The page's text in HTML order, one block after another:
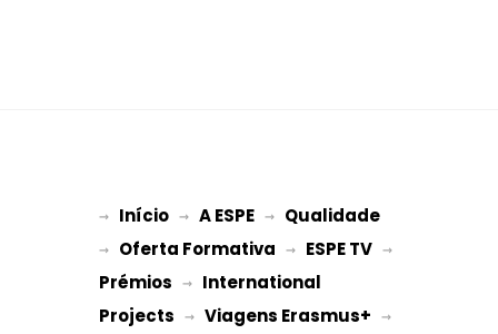
→ Início → A ESPE → Qualidade
→ Oferta Formativa → ESPE TV
Prémios → International
Projects → Viagens Erasmus+